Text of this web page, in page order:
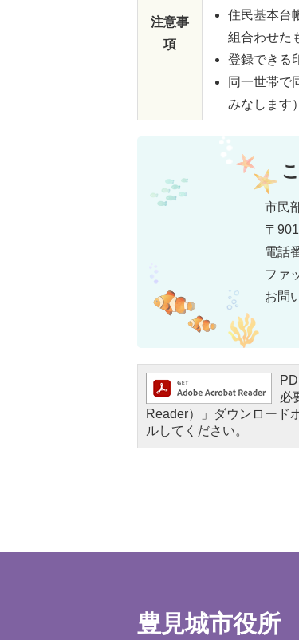
注意事
項
住民基本台
組合わせた
登録できる
同一世帯で
みなします）
市民
〒
電話
ファ
お問
必
Reader）」ダウンロード
ルしてください。
豊見城市役所